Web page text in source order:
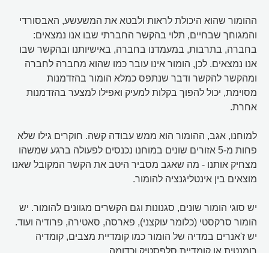
ההומור שהוא היכולת לראות ולבטא את המשעשע, האבסורדי
והמגוחך שבחיים, תלוי בהקשר החברתי שבו אנו נמצאים:
בחברה, בתרבות, במעמדנו בחברה, באישיותנו ובהקשר שבו
אנו נמצאים. לכן, הומור אינו עובר כמו שהוא מחברה לחברה
ומהקשר להקשר ודבר שנתפס כמלא הומור בהזדמנות
מסוימת, יכול להפוך בקלות למעיק ואפילו למצער בהזדמנות
אחרת.
למוחנו, אגב, ההומור הוא ממש עבודה קשה. חוקרים גילו שלא
פחות מ-5 אזורים שונים במוחנו נכנסים לפעולה ברגע שמשהו
מצחיק אותנו - מה שאגב מסביר היטב את הקשר המקובל שאנו
מוצאים בין אינטליגנציה להומור.
יש סוגי הומור שונים, סגנונות וגם הקשרים מגוונים להומור. יש
הומור סרקסטי (כלומר עוקצני), פארסה, סאטירה, פרודיה ועוד.
יש ז'אנרים במדיה של הומור כמו קומדיית מצבים, קומדיה
רומנטית או קומדיית סלפסטיק וכדומה.